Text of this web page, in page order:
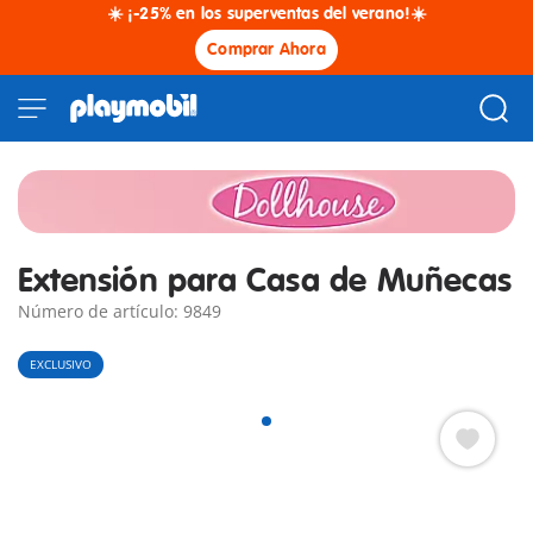
☀️ ¡-25% en los superventas del verano!☀️
Comprar Ahora
Extensión para Casa de Muñecas
Número de artículo: 9849
EXCLUSIVO